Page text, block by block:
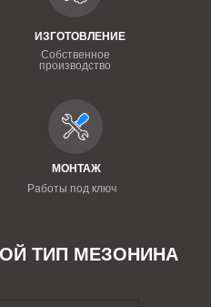
ИЗГОТОВЛЕНИЕ
Собственное
производство
МОНТАЖ
Работы под ключ
ТИП МЕЗОНИНА